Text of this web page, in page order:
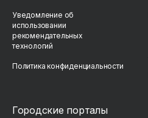
Уведомление об
использовании
рекомендательных
технологий
Политика конфиденциальности
Городские порталы